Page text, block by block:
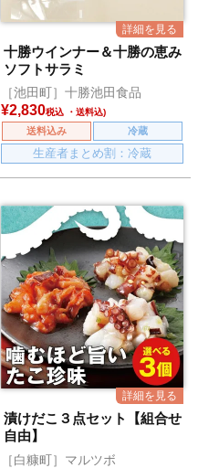
十勝ウインナー＆十勝の恵み
ソフトサラミ
［池田町］十勝池田食品
¥2,830税込
送料込み 冷蔵
生産者まとめ割：冷蔵
漬けだこ３点セット【組合せ
自由】
［白糠町］マルツボ